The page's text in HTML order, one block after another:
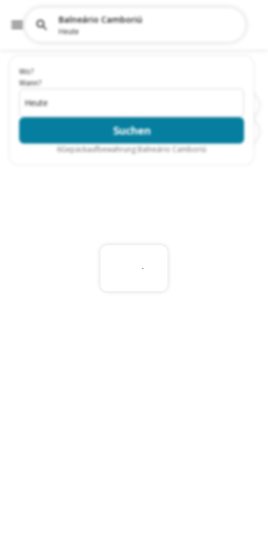
Wo?
Wann?
Heute
Suchen
6Gepäckaufbewahrung Balneário Camboriú
Balneário Camboriú
Heute